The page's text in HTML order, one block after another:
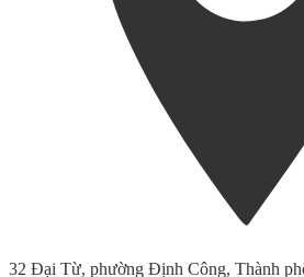
32 Đại Từ, phường Định Công, Thành